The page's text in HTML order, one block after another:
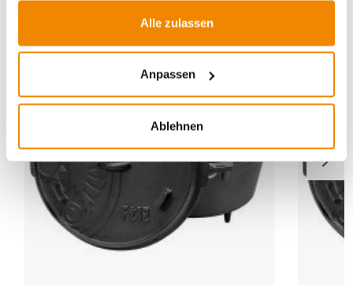
Alle zulassen
Anpassen
Ablehnen